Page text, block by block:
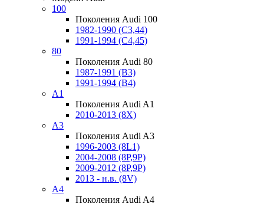
100
Поколения Audi 100
1982-1990 (С3,44)
1991-1994 (С4,45)
80
Поколения Audi 80
1987-1991 (B3)
1991-1994 (B4)
A1
Поколения Audi A1
2010-2013 (8X)
A3
Поколения Audi A3
1996-2003 (8L1)
2004-2008 (8P,9P)
2009-2012 (8P,9P)
2013 - н.в. (8V)
A4
Поколения Audi A4